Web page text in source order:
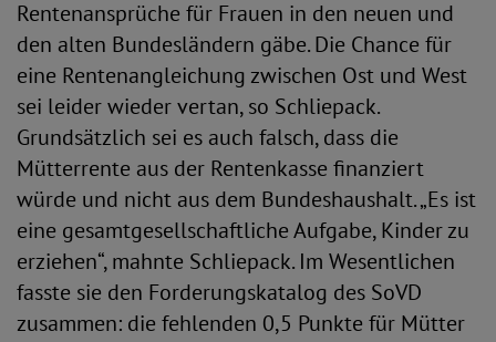
Rentenansprüche für Frauen in den neuen und
den alten Bundesländern gäbe. Die Chance für
eine Rentenangleichung zwischen Ost und West
sei leider wieder vertan, so Schliepack.
Grundsätzlich sei es auch falsch, dass die
Mütterrente aus der Rentenkasse finanziert
würde und nicht aus dem Bundeshaushalt. „Es ist
eine gesamtgesellschaftliche Aufgabe, Kinder zu
erziehen“, mahnte Schliepack. Im Wesentlichen
fasste sie den Forderungskatalog des SoVD
zusammen: die fehlenden 0,5 Punkte für Mütter